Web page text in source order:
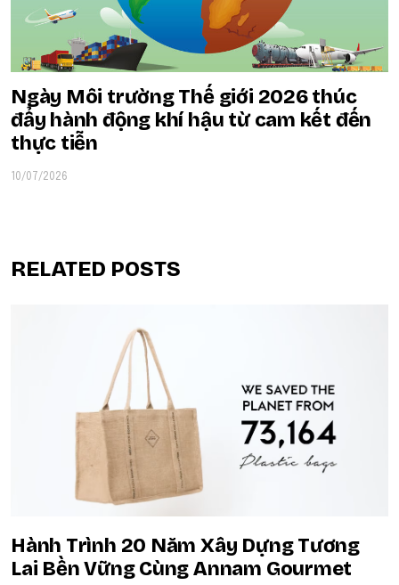
Ngày Môi trường Thế giới 2026 thúc
đẩy hành động khí hậu từ cam kết đến
thực tiễn
10/07/2026
RELATED POSTS
Hành Trình 20 Năm Xây Dựng Tương
Lai Bền Vững Cùng Annam Gourmet